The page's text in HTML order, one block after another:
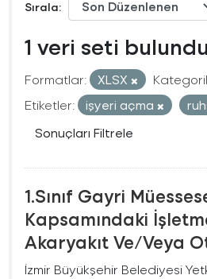
Sırala
1 veri seti bulundu
Formatlar: XLSX
Etiketler:
işyeri açma
Sonuçları Filtrele
1.Sınıf Gayri
Kapsamındaki
Akaryakıt Ve/Veya
İzmir Büyükşehir Belediyesi